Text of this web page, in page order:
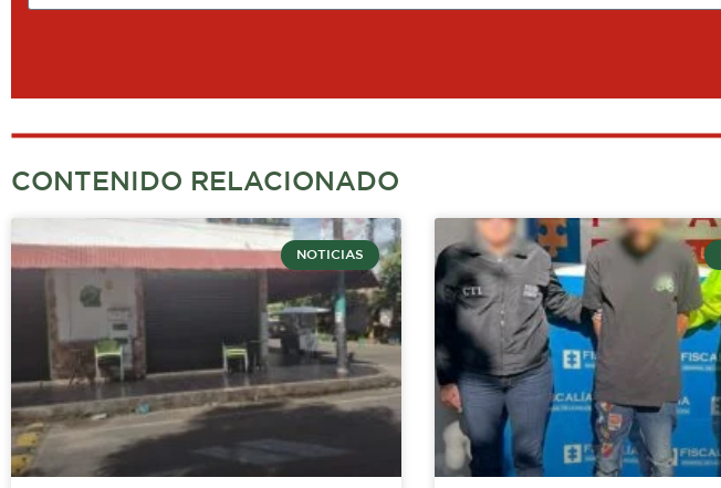
CONTENIDO RELACIONADO
NOTICIAS